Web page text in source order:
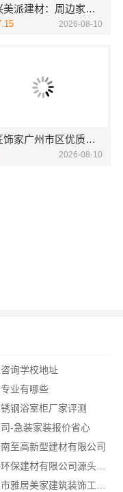
嘉兴美派建材：周边家装定制服务环保材料
2026-08-10
精匠饰家广州市区优质家装设计毛坯房装修
2026-08-10
询学校地址
业有哪些
钢浴室柜厂家评测
-急装家装报价省心
至高新型建材有限公司
汝州家装精装优选，河南璟臻环保建材有限公司源头建材